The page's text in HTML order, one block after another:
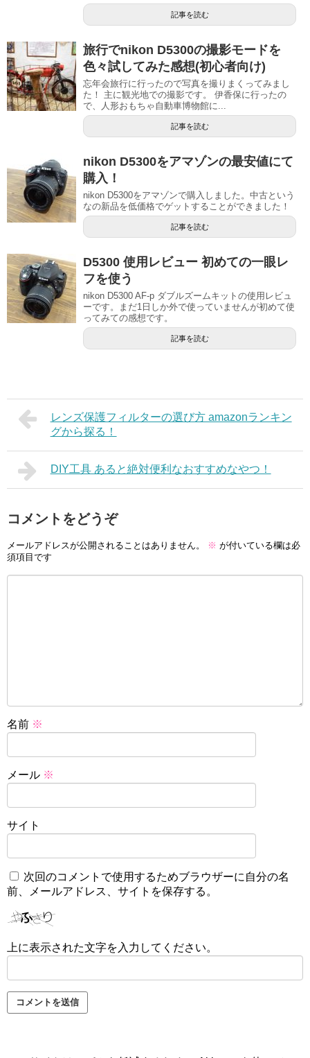
記事を読む
旅行でnikon D5300の撮影モードを
色々試してみた感想(初心者向け)
忘年会旅行に行ったので写真を撮りまくってみまし
た！ 主に観光地での撮影です。 伊香保に行ったの
で、人形おもちゃ自動車博物館に...
記事を読む
nikon D5300をアマゾンの最安値にて
購入！
nikon D5300をアマゾンで購入しました。中古という
なの新品を低価格でゲットすることができました！
記事を読む
D5300 使用レビュー 初めての一眼レ
フを使う
nikon D5300 AF-p ダブルズームキットの使用レビュ
ーです。まだ1日しか外で使っていませんが初めて使
ってみての感想です。
記事を読む
レンズ保護フィルターの選び方 amazonランキン
グから探る！
DIY工具 あると絶対便利なおすすめなやつ！
コメントをどうぞ
メールアドレスが公開されることはありません。 ※ が付いている欄は必
須項目です
名前 ※
メール ※
サイト
次回のコメントで使用するためブラウザーに自分の名
前、メールアドレス、サイトを保存する。
上に表示された文字を入力してください。